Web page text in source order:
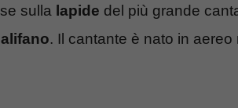
sulla lapide del più grande
. Il cantante è nato in aereo